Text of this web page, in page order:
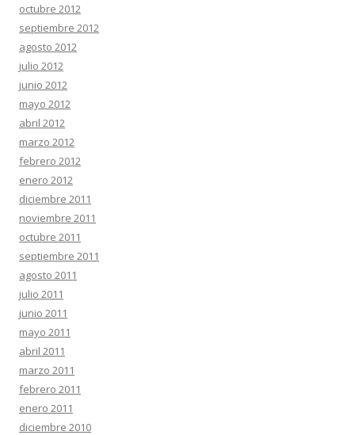
octubre 2012
septiembre 2012
agosto 2012
julio 2012
junio 2012
mayo 2012
abril 2012
marzo 2012
febrero 2012
enero 2012
diciembre 2011
noviembre 2011
octubre 2011
septiembre 2011
agosto 2011
julio 2011
junio 2011
mayo 2011
abril 2011
marzo 2011
febrero 2011
enero 2011
diciembre 2010